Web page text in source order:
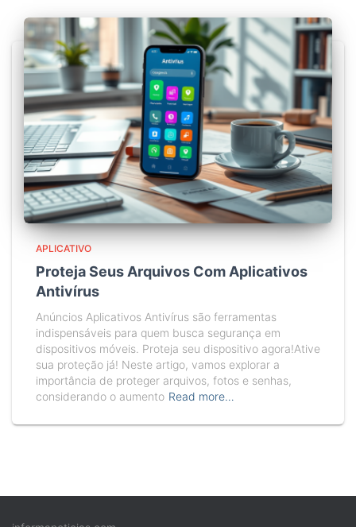
APLICATIVO
Proteja Seus Arquivos Com Aplicativos
Antivírus
Anúncios Aplicativos Antivírus são ferramentas
indispensáveis para quem busca segurança em
dispositivos móveis. Proteja seu dispositivo agora!Ative
sua proteção já! Neste artigo, vamos explorar a
importância de proteger arquivos, fotos e senhas,
considerando o aumento Read more…